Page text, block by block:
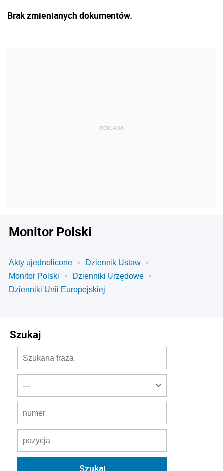
Brak zmienianych dokumentów.
Monitor Polski
Akty ujednolicone
Dziennik Ustaw
Monitor Polski
Dzienniki Urzędowe
Dzienniki Unii Europejskiej
Szukaj